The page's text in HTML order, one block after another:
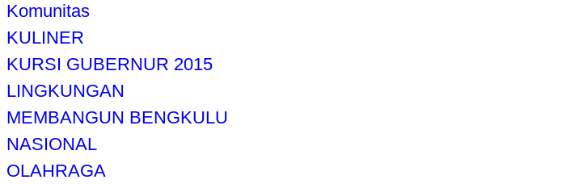
Komunitas
KULINER
KURSI GUBERNUR 2015
LINGKUNGAN
MEMBANGUN BENGKULU
NASIONAL
OLAHRAGA